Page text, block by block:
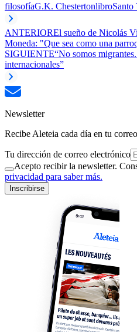
filosofíaG.K. ChestertonlibroSanto
ANTERIOREl sueño de Nicolás
Moneda: "Que sea como una
SIGUIENTE“No somos
internacionales”
Newsletter
Recibe Aleteia cada día en tu
Tu dirección de correo electrónico
Acepto recibir la newsletter.
privacidad para saber más.
Inscribirse